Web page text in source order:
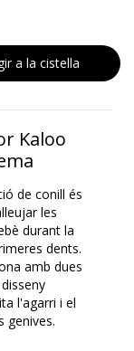
a la cistella
Kaloo
de conill és
les
durant la
dents.
amb dues
l'agarri i el
genives.